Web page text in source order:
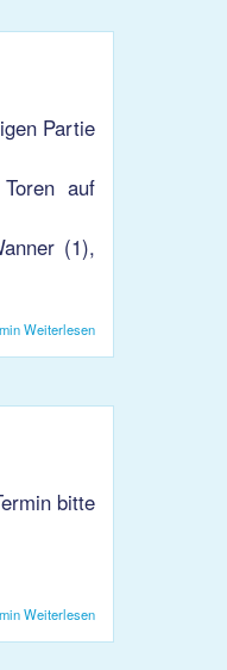
Partie
auf
(1),
Weiterlesen
bitte
Weiterlesen